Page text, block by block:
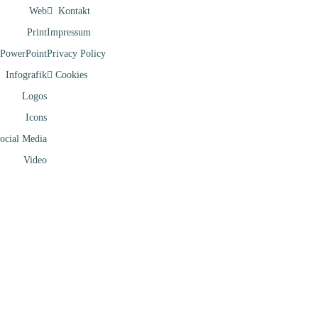
Web
Print
PowerPoint
Infografik
Logos
Icons
Media
Video
Kontakt
Impressum
Privacy Policy
Cookies